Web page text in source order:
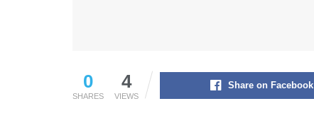
0
SHARES
4
VIEWS
Share on Facebook